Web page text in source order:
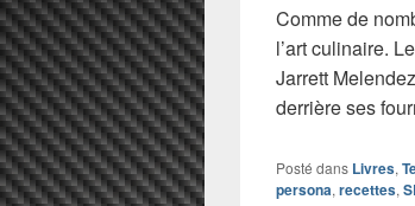
Comme de
l’art culinaire.
Jarrett
derrière ses
Posté dans Livres,
persona, recettes,